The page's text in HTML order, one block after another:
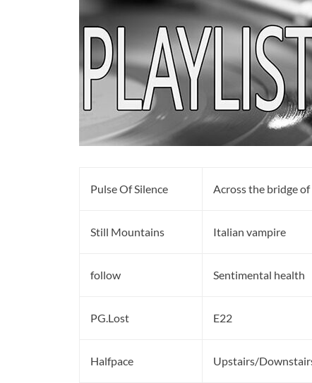
Pulse Of Silence Across the bridge
Still Mountains Italian vampire
follow Sentimental health
PG.Lost E22
Halfpace Upstairs/